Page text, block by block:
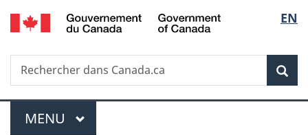
Passer
au
principal
Passer
à
Au
du
Passer
à
version
simplifiée
de
la
EN
Recherche
Rechercher
dans
Menu
MENU PRINCIPAL